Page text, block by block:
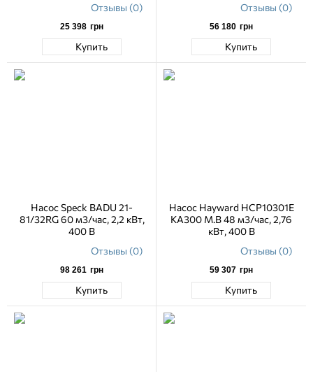
Отзывы (0)
25 398 грн
Купить
Отзывы (0)
56 180 грн
Купить
Насос Speck BADU 21-
81/32RG 60 м3/час, 2,2 кВт,
400 В
Отзывы (0)
98 261 грн
Купить
Насос Hayward HCP10301E
KA300 M.B 48 м3/час, 2,76
кВт, 400 В
Отзывы (0)
59 307 грн
Купить